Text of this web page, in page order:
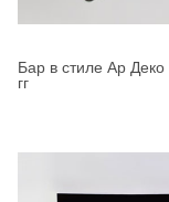
Бар в стиле Ар
гг